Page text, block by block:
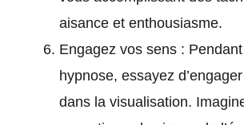
aisance et enthousiasme.
Engagez vos sens : Pendant
hypnose, essayez
dans la visualisation.